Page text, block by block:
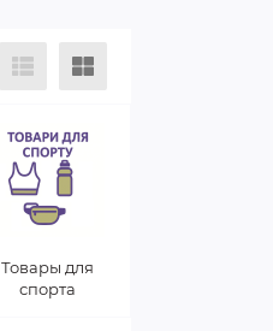
Товары для
спорта